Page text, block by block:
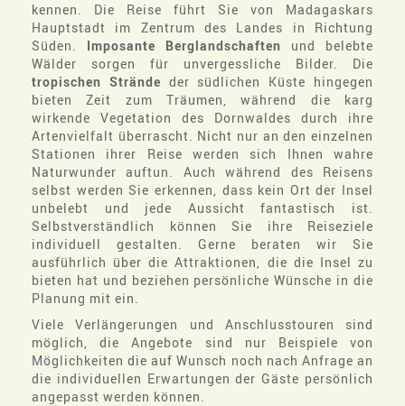
kennen. Die Reise führt Sie von Madagaskars
Hauptstadt im Zentrum des Landes in Richtung
Süden. Imposante Berglandschaften und belebte
Wälder sorgen für unvergessliche Bilder. Die
tropischen Strände der südlichen Küste hingegen
bieten Zeit zum Träumen, während die karg
wirkende Vegetation des Dornwaldes durch ihre
Artenvielfalt überrascht. Nicht nur an den einzelnen
Stationen ihrer Reise werden sich Ihnen wahre
Naturwunder auftun. Auch während des Reisens
selbst werden Sie erkennen, dass kein Ort der Insel
unbelebt und jede Aussicht fantastisch ist.
Selbstverständlich können Sie ihre Reiseziele
individuell gestalten. Gerne beraten wir Sie
ausführlich über die Attraktionen, die die Insel zu
bieten hat und beziehen persönliche Wünsche in die
Planung mit ein.
Viele Verlängerungen und Anschlusstouren sind
möglich, die Angebote sind nur Beispiele von
Möglichkeiten die auf Wunsch noch nach Anfrage an
die individuellen Erwartungen der Gäste persönlich
angepasst werden können.